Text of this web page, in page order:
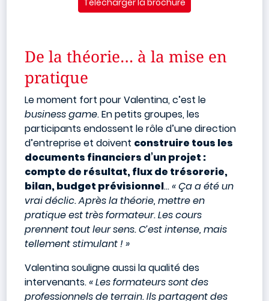
Télécharger la brochure
De la théorie… à la mise en
pratique
Le moment fort pour Valentina, c’est le
business game. En petits groupes, les
participants endossent le rôle d’une direction
d’entreprise et doivent construire tous les
documents financiers d’un projet :
compte de résultat, flux de trésorerie,
bilan, budget prévisionnel…« Ça a été un
vrai déclic. Après la théorie, mettre en
pratique est très formateur. Les cours
prennent tout leur sens. C’est intense, mais
tellement stimulant ! »
Valentina souligne aussi la qualité des
intervenants.« Les formateurs sont des
professionnels de terrain. Ils partagent des